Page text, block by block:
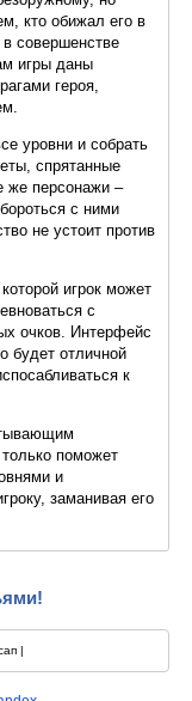
кто обижал его в
совершенстве
игры даны
героя,
уровни и собрать
спрятанные
же персонажи –
с ними
не устоит против
игрок может
с
очков. Интерфейс
будет отличной
к
поможет
и
заманивая его
|